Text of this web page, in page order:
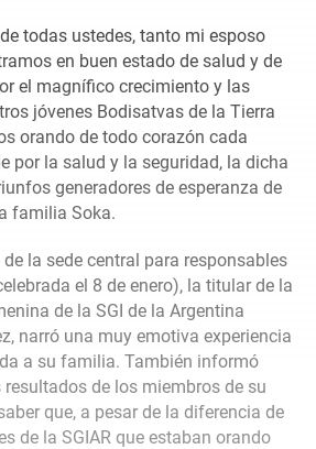
de todas ustedes, tanto mi esposo
en buen estado de salud y de
el magnífico crecimiento y las
jóvenes Bodisatvas de la Tierra
orando de todo corazón cada
por la salud y la seguridad, la dicha
generadores de esperanza de
familia Soka.
la sede central para responsables
el 8 de enero), la titular de la
de la SGI de la Argentina
narró una muy emotiva experiencia
a su familia. También informó
resultados de los miembros de su
que, a pesar de la diferencia de
de la SGIAR que estaban orando